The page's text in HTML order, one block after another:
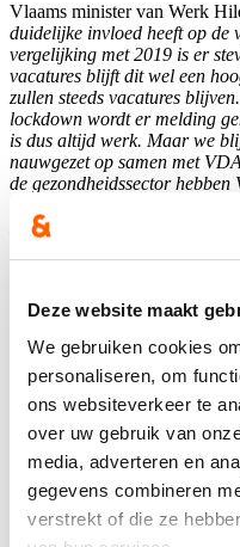
Deze website maakt
We gebruiken cookies
personaliseren, om
ons websiteverkeer te
over uw gebruik van
media, adverteren en
gegevens combineren
verstrekt of die ze
Vlaams minister van Werk
duidelijke invloed heeft op de
vergelijking met 2019 is er
vacatures blijft dit wel een
zullen steeds vacatures
lockdown wordt er melding
is dus altijd werk. Maar we
nauwgezet op samen met
de gezondheidssector
leren kennen als een goede
Een goede evolutie die ook
vruchten kan afwerpen. Ook
Blijf op de hoogte
Ontvang mijn nieuwsbrief.
Ja, ik wens de nieuwsbrief
bovenstaand mailadres*